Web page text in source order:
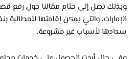
وبذلك نصل إلى ختام مقالنا حول رفع
الإمارات، والتي يمكن إقامتها للمطالبة
سدادها لأسباب غير مشروعة.